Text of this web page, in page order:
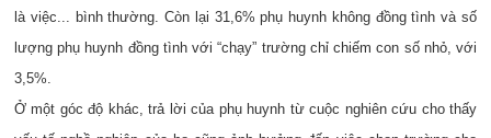
là việc... bình thường. Còn lại 31,6% phụ huynh không đồng tình và số
lượng phụ huynh đồng tình với “chạy” trường chỉ chiếm con số nhỏ, với
3,5%.
Ở một góc độ khác, trả lời của phụ huynh từ cuộc nghiên cứu cho thấy